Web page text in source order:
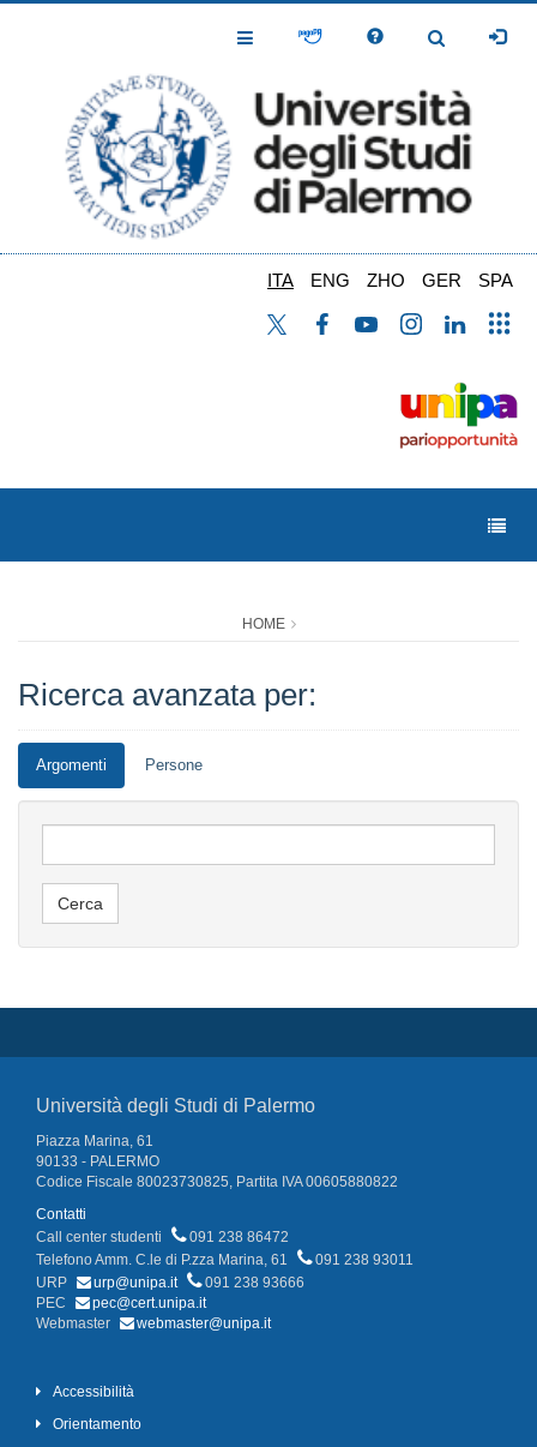
Toggle
Toggle
ITA ENG ZHO GER SPA
HOME
Ricerca avanzata per:
Argomenti Persone
Università degli Studi di Palermo
Piazza Marina, 61
90133 - PALERMO
Codice Fiscale 80023730825, Partita IVA 00605880822
Contatti
Call center studenti
091 238 86472
Telefono Amm. C.le di P.zza Marina, 61
091 238 93011
URP
urp@unipa.it
091 238 93666
PEC
pec@cert.unipa.it
Webmaster
webmaster@unipa.it
Accessibilità
Orientamento